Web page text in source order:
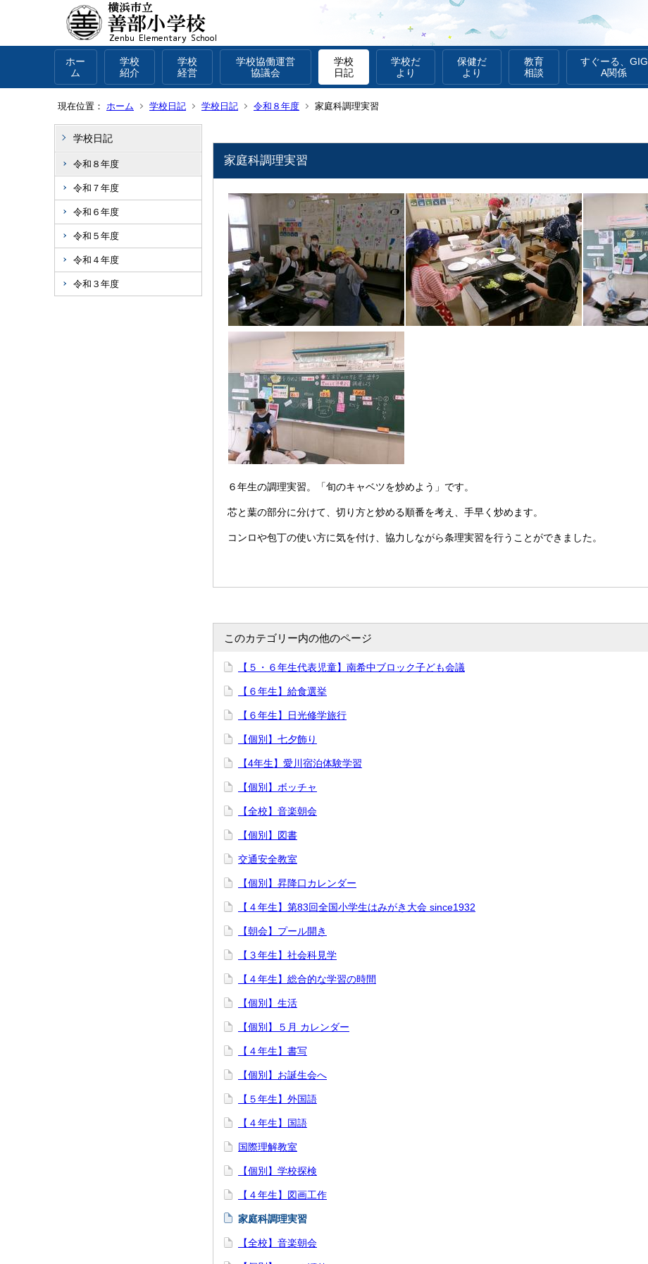
ホー
ム
学校
紹介
学校
経営
学校協働運営
協議会
学校
日記
学校だ
より
保健だ
より
教育
相談
すぐーる、GIG
A関係
現在位置： ホーム 学校日記 学校日記 令和８年度 家庭科調理実習
学校日記
令和８年度
令和７年度
令和６年度
令和５年度
令和４年度
令和３年度
家庭科調理実習
６年生の調理実習。「旬のキャベツを炒めよう」です。
芯と葉の部分に分けて、切り方と炒める順番を考え、手早く炒めます。
コンロや包丁の使い方に気を付け、協力しながら条理実習を行うことができました。
このカテゴリー内の他のページ
【５・６年生代表児童】南希中ブロック子ども会議
【６年生】給食選挙
【６年生】日光修学旅行
【個別】七夕飾り
【4年生】愛川宿泊体験学習
【個別】ボッチャ
【全校】音楽朝会
【個別】図書
交通安全教室
【個別】昇降口カレンダー
【４年生】第83回全国小学生はみがき大会 since1932
【朝会】プール開き
【３年生】社会科見学
【４年生】総合的な学習の時間
【個別】生活
【個別】５月 カレンダー
【４年生】書写
【個別】お誕生会へ
【５年生】外国語
【４年生】国語
国際理解教室
【個別】学校探検
【４年生】図画工作
家庭科調理実習
【全校】音楽朝会